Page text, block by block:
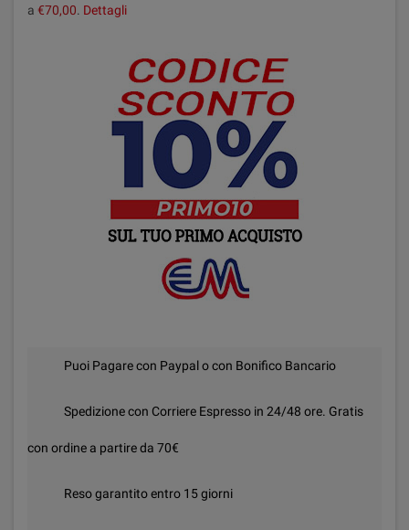
a €70,00. Dettagli
Puoi Pagare con Paypal o con Bonifico Bancario
Spedizione con Corriere Espresso in 24/48 ore. Gratis
con ordine a partire da 70€
Reso garantito entro 15 giorni